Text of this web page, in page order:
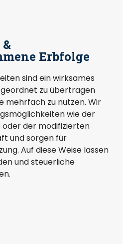
Erbfolge
sind ein wirksames
zu übertragen
mehrfach zu nutzen. Wir
wie der
der modifizierten
und sorgen für
Auf diese Weise lassen
und steuerliche